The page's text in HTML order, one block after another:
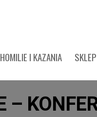
HOMILIE I KAZANIA SKLEP
–